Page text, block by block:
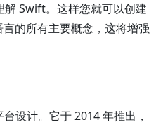
Swift。这样您就可以创建
的所有主要概念，这将增强
设计。它于 2014 年推出，